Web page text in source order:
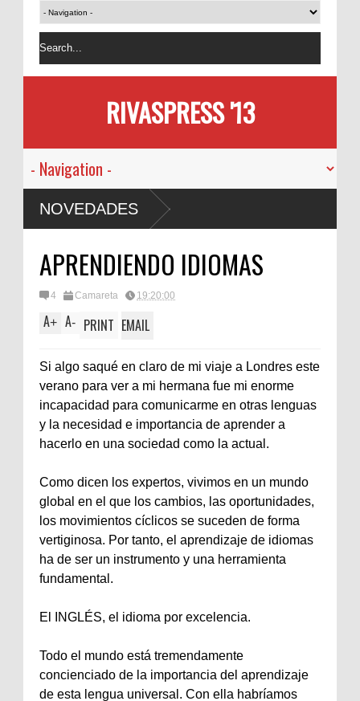
RIVASPRESS '13
NOVEDADES
APRENDIENDO IDIOMAS
4 Camareta 19:20:00
A+ A- PRINT EMAIL
Si algo saqué en claro de mi viaje a Londres este
verano para ver a mi hermana fue mi enorme
incapacidad para comunicarme en otras lenguas
y la necesidad e importancia de aprender a
hacerlo en una sociedad como la actual.
Como dicen los expertos, vivimos en un mundo
global en el que los cambios, las oportunidades,
los movimientos cíclicos se suceden de forma
vertiginosa. Por tanto, el aprendizaje de idiomas
ha de ser un instrumento y una herramienta
fundamental.
El INGLÉS, el idioma por excelencia.
Todo el mundo está tremendamente
concienciado de la importancia del aprendizaje
de esta lengua universal. Con ella habríamos